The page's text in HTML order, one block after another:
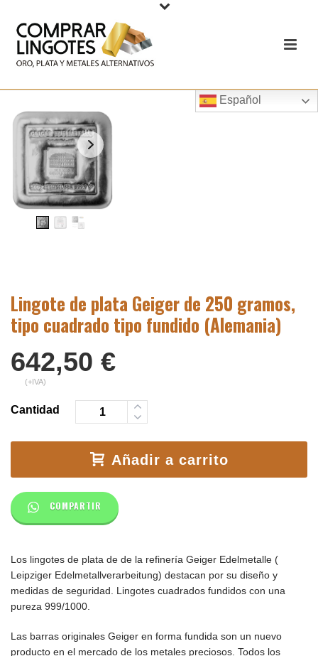
Español
Lingote de plata Geiger de 250 gramos,
tipo cuadrado tipo fundido (Alemania)
642,50 €
(+IVA)
Cantidad
Añadir a carrito
COMPARTIR
Los lingotes de plata de de la refinería Geiger Edelmetalle (
Leipziger Edelmetallverarbeitung) destacan por su diseño y
medidas de seguridad. Lingotes cuadrados fundidos con una
pureza 999/1000.
Las barras originales Geiger en forma fundida son un nuevo
producto en el mercado de los metales preciosos. Todos los